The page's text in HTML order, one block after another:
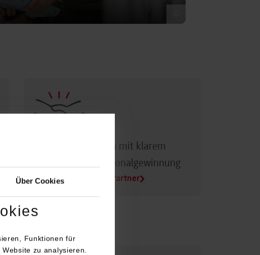
Über Cookies
Funktionen für
zu analysieren.
Dualer Partner sein mit klarem
Vorteil bei der Personalgewinnung
Alle Infos für Duale Partner